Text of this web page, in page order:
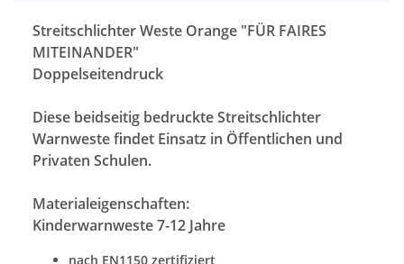
Streitschlichter Weste Orange "FÜR FAIRES
MITEINANDER"
Doppelseitendruck
Diese beidseitig bedruckte Streitschlichter
Warnweste findet Einsatz in Öffentlichen und
Privaten Schulen.
Materialeigenschaften:
Kinderwarnweste 7-12 Jahre
nach EN1150 zertifiziert